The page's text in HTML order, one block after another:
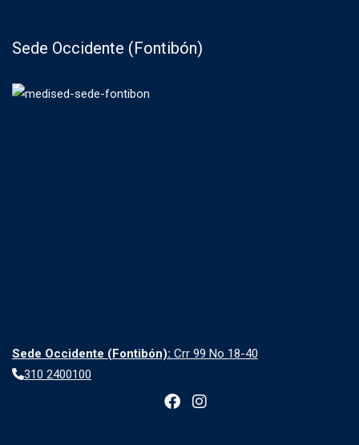
Sede Occidente (Fontibón)
Sede Occidente (Fontibón): Crr 99 No 18-40
310 2400100